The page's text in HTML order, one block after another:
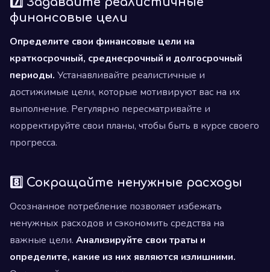
финансовые цели
Определите свои финансовые цели на
краткосрочный, среднесрочный и долгосрочный
периоды. Устанавливайте реалистичные и
достижимые цели, которые мотивируют вас на их
выполнение. Регулярно пересматривайте и
корректируйте свои планы, чтобы быть в курсе своего
прогресса.
8️⃣ Сокращайте ненужные расходы
Осознанное потребление позволяет избежать
ненужных расходов и сэкономить средства на
важные цели. Анализируйте свои траты и
определите, какие из них являются излишними.